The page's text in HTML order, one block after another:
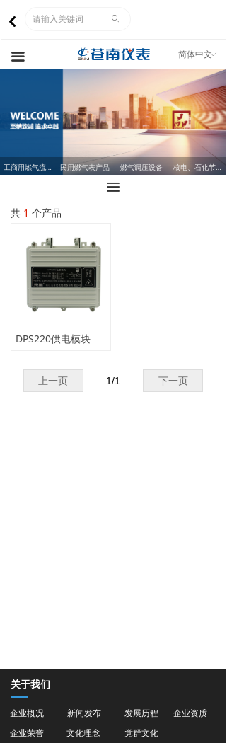
ꄙ
끀
网站首页
市场营销
企业文化
客服中心
ꀅ
简体中文
낒
工商用燃气流量计 民用燃气表产品 燃气调压设备 核电、石化节流装置
끀
共 1 个产品
DPS220供电模块
上一页 下一页
1/1
关于我们
企业概况 发展历程
企业资质
企业荣誉
文化理念 党群文化
新闻发布